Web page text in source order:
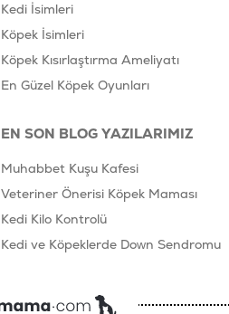
Kedi İsimleri
Köpek İsimleri
Köpek Kısırlaştırma Ameliyatı
En Güzel Köpek Oyunları
EN SON BLOG YAZILARIMIZ
Muhabbet Kuşu Kafesi
Veteriner Önerisi Köpek Maması
Kedi Kilo Kontrolü
Kedi ve Köpeklerde Down Sendromu